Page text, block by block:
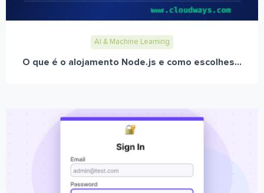
AI & Machine Learning
O que é o alojamento Node.js e como escolhes...